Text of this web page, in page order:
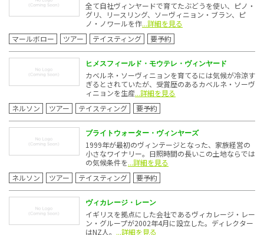
全て自社ヴィンヤードで育てたぶどうを使い、ピノ・
グリ、リースリング、ソーヴィニョン・ブラン、ピ
ノ・ノワールを作...詳細を見る
マールボロー
ツアー テイスティング 要予約
ヒメスフィールド・モウテレ・ヴィンヤード
カベルネ・ソーヴィニョンを育てるには気候が冷涼す
ぎるとされていたが、受賞歴のあるカベルネ・ソーヴ
ィニョンを生産...詳細を見る
ネルソン
ツアー テイスティング 要予約
ブライトウォーター・ヴィンヤーズ
1999年が最初のヴィンテージとなった、家族経営の
小さなワイナリー。日照時間の長いこの土地ならでは
の気候条件を...詳細を見る
ネルソン
ツアー テイスティング 要予約
ヴィカレージ・レーン
イギリスを拠点にした会社であるヴィカレージ・レー
ン・グループが2002年4月に設立した。ディレクター
はNZ人。 ...詳細を見る